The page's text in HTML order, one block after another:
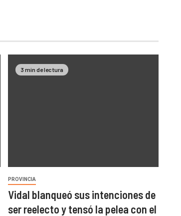
3 min de lectura
PROVINCIA
Vidal blanqueó sus intenciones de
ser reelecto y tensó la pelea con el